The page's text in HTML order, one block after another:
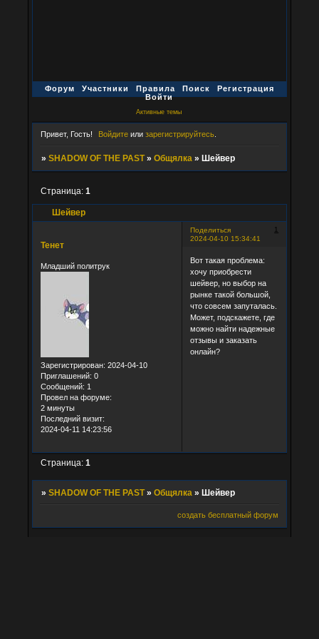
Форум Участники Правила Поиск
Регистрация
Войти
Активные темы
Привет, Гость! Войдите илизарегистрируйтесь
» SHADOW OF THE PAST » Общялка » Шейвер
Шейвер
Страница: 1
Поделиться
1
2024-04-10 15:34:41
Тенет
Младший политрук
Зарегистрирован: 2024-04-10
Приглашений: 0
Сообщений: 1
Провел на форуме:
2 минуты
Последний визит:
2024-04-11 14:23:56
Вот такая проблема:
хочу приобрести
шейвер, но выбор на
рынке такой большой,
что совсем запуталась.
Может, подскажете, где
можно найти надежные
отзывы и заказать
онлайн?
Страница: 1
» SHADOW OF THE PAST » Общялка » Шейвер
создать бесплатный форум